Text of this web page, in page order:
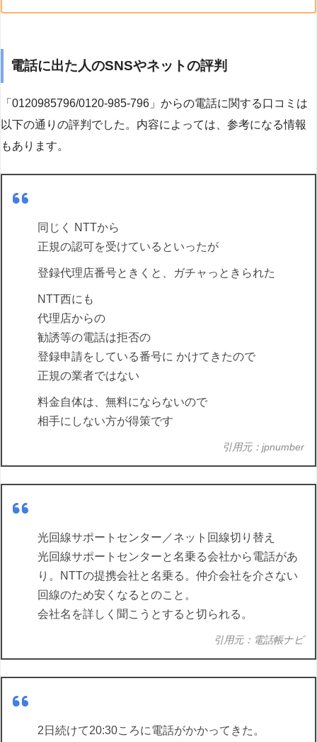
電話に出た人のSNSやネットの評判
「0120985796/0120-985-796」からの電話に関する口コミは
以下の通りの評判でした。内容によっては、参考になる情報
もあります。
同じく NTTから
正規の認可を受けているといったが
登録代理店番号ときくと、ガチャっときられた
NTT西にも
代理店からの
勧誘等の電話は拒否の
登録申請をしている番号に かけてきたので
正規の業者ではない
料金自体は、無料にならないので
相手にしない方が得策です
引用元：jpnumber
光回線サポートセンター／ネット回線切り替え
光回線サポートセンターと名乗る会社から電話があ
り。NTTの提携会社と名乗る。仲介会社を介さない
回線のため安くなるとのこと。
会社名を詳しく聞こうとすると切られる。
引用元：電話帳ナビ
2日続けて20:30ころに電話がかかってきた。